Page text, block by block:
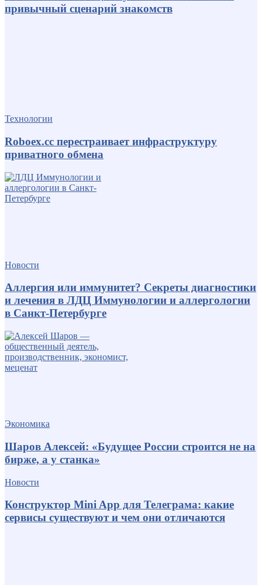
привычный сценарий знакомств
Технологии
Roboex.cc перестраивает инфраструктуру
приватного обмена
Новости
Аллергия или иммунитет? Секреты диагностики
и лечения в ЛДЦ Иммунологии и аллергологии
в Санкт-Петербурге
Экономика
Шаров Алексей: «Будущее России строится не на
бирже, а у станка»
Новости
Конструктор Mini App для Телеграма: какие
сервисы существуют и чем они отличаются